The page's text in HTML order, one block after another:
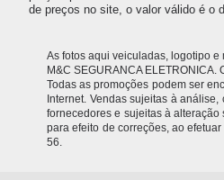
de preços no site, o valor válido é o
As fotos aqui veiculadas, logotipo
M&C SEGURANCA
Todas as promoções podem ser
Internet. Vendas sujeitas à
fornecedores e sujeitas à
para efeito de correções, ao
56.